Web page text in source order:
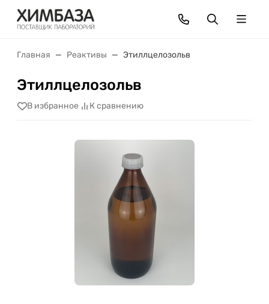
Главная Реактивы Этиллцелозольв
Этиллцелозольв
В избранное К сравнению